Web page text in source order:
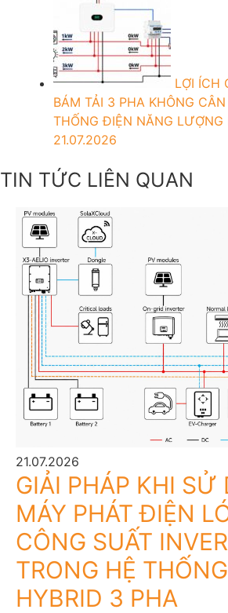
LỢI ÍCH
BÁM TẢI 3 PHA KHÔNG
THỐNG ĐIỆN NĂNG LƯỢNG
21.07.2026
TIN TỨC LIÊN QUAN
21.07.2026
GIẢI PHÁP KHI SỬ
MÁY PHÁT ĐIỆN
CÔNG SUẤT
TRONG HỆ
HYBRID 3 PHA